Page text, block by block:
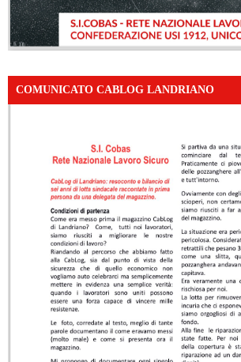
COMUNICATO CABLOG LANDRIANO